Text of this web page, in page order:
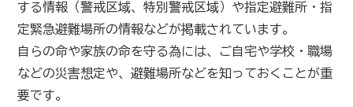
する情報（警戒区域、特別警戒区域）や指定避難所・指
定緊急避難場所の情報などが掲載されています。
自らの命や家族の命を守る為には、ご自宅や学校・職場
などの災害想定や、避難場所などを知っておくことが重
要です。